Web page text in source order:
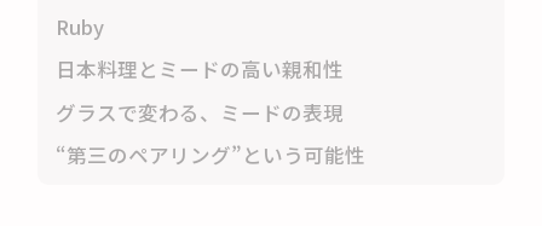
Ruby
日本料理とミードの高い親和性
グラスで変わる、ミードの表現
“第三のペアリング”という可能性